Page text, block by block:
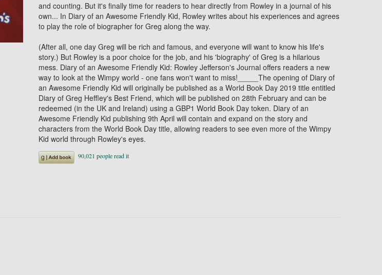
and counting. But it's finally time for readers to hear directly from Rowley in a journal of his
own... In Diary of an Awesome Friendly Kid, Rowley writes about his experiences and agrees
to play the role of biographer for Greg along the way.
(After all, one day Greg will be rich and famous, and everyone will want to know his life's
story.) But Rowley is a poor choice for the job, and his 'biography' of Greg is a hilarious
mess. Diary of an Awesome Friendly Kid: Rowley Jefferson's Journal offers readers a new
way to look at the Wimpy world - one fans won't want to miss!_____The opening of Diary of
an Awesome Friendly Kid will originally be published as a World Book Day 2019 title entitled
Diary of Greg Heffley's Best Friend, which will be published on 28th February and can be
redeemed (in the UK and Ireland) using a GBP1 World Book Day token. Diary of an
Awesome Friendly Kid publishing 9th April will contain and expand on the story and
characters from the World Book Day title, allowing readers to see even more of the Wimpy
Kid world through Rowley's eyes.